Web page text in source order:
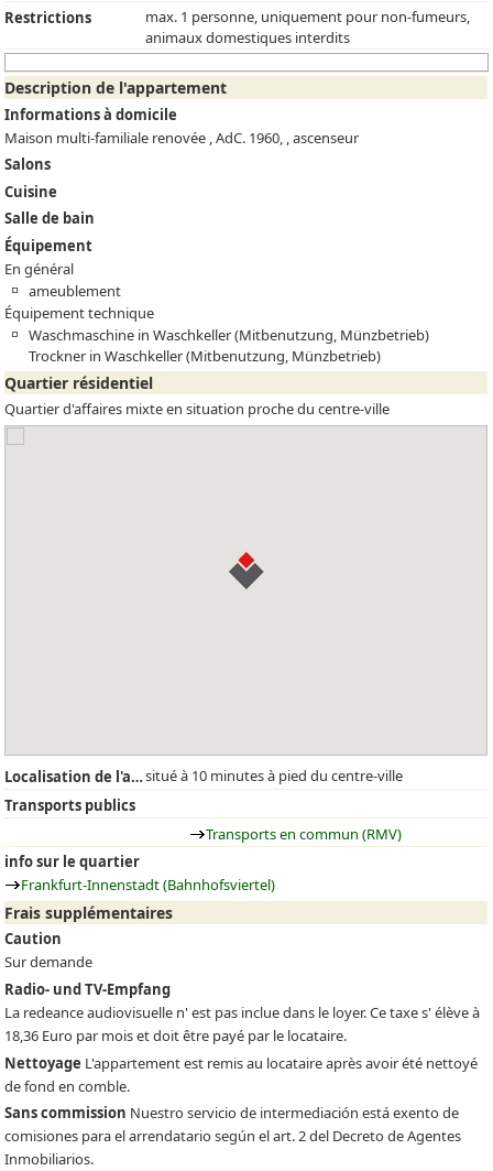
Restrictions
max. 1 personne, uniquement pour non-fumeurs,
animaux domestiques interdits
Description de l'appartement
Informations à domicile
Maison multi-familiale renovée , AdC. 1960, , ascenseur
Salons
Cuisine
Salle de bain
Équipement
En général
ameublement
Équipement technique
Waschmaschine in Waschkeller (Mitbenutzung, Münzbetrieb)
Trockner in Waschkeller (Mitbenutzung, Münzbetrieb)
Quartier résidentiel
Quartier d'affaires mixte en situation proche du centre-ville
Localisation de l'appartementsitué à 10 minutes à pied du centre-ville
Transports publics
Transports en commun (RMV)
info sur le quartier
Frankfurt-Innenstadt (Bahnhofsviertel)
Frais supplémentaires
Caution
Sur demande
Radio- und TV-Empfang
La redeance audiovisuelle n' est pas inclue dans le loyer. Ce taxe s' élève à
18,36 Euro par mois et doit être payé par le locataire.
Nettoyage L'appartement est remis au locataire après avoir été nettoyé
de fond en comble.
Sans commission Nuestro servicio de intermediación está exento de
comisiones para el arrendatario según el art. 2 del Decreto de Agentes
Inmobiliarios.